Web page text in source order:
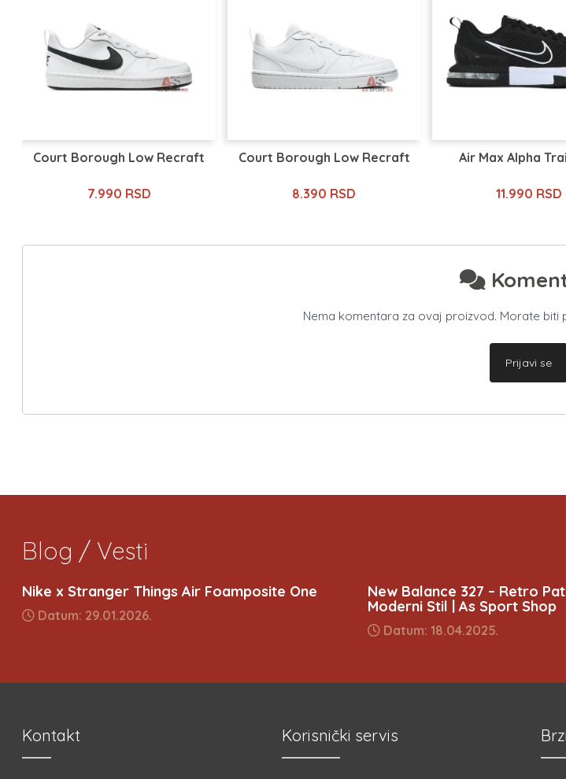
Court Borough Low Recraft
7.990 RSD
Court Borough Low Recraft
8.390 RSD
Air Max Alpha
11.990 RSD
Nema komentara za ovaj proizvod. Morate biti
Prijavi se
Blog / Vesti
Nike x Stranger Things Air Foamposite One
Datum: 29.01.2026.
New Balance 327 – Retro
Moderni Stil | As Sport Shop
Datum: 18.04.2025.
Kontakt Korisnički servis